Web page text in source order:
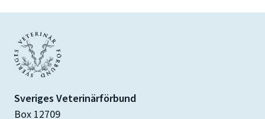
Sveriges Veterinärförbund
Box 12709